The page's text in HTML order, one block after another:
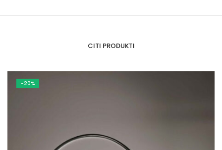
CITI PRODUKTI
-20%